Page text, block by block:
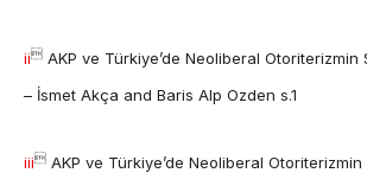
ii AKP ve Türkiye’de Neoliberal Otoriterizmin
– İsmet Akça and Baris Alp Ozden s.1
iii AKP ve Türkiye’de Neoliberal Otoriterizmin